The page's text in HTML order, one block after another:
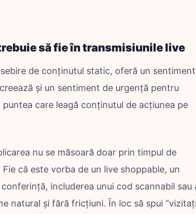
să fie în transmisiunile live
de conținutul static, oferă un sentiment
și un sentiment de urgență pentru
care leagă conținutul de acțiunea pe
nu se măsoară doar prin timpul de
că este vorba de un live shoppable, un
includerea unui cod scannabil sau
natural și fără fricțiuni. În loc să spui